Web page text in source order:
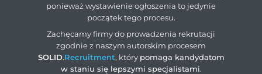
ponieważ wystawienie ogłoszenia to jedynie
początek tego procesu.
Zachęcamy firmy do prowadzenia rekrutacji
zgodnie z naszym autorskim procesem
SOLID.Recruitment, który pomaga kandydatom
w staniu się lepszymi specjalistami.